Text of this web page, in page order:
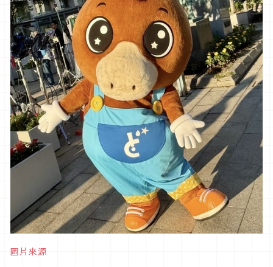
圖片來源